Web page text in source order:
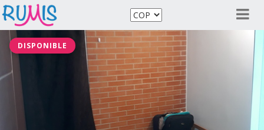
DISPONIBLE